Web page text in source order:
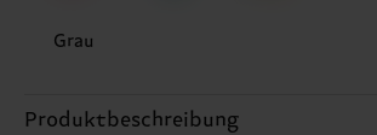
Grau
Produktbeschreibung